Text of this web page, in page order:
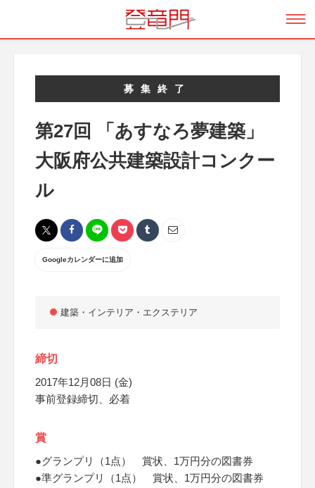
募集終了
第27回 「あすなろ夢建築」
大阪府公共建築設計コンクー
ル
Googleカレンダーに追加
建築・インテリア・エクステリア
締切
2017年12月08日 (金)
事前登録締切、必着
賞
●グランプリ（1点） 賞状、1万円分の図書券
●準グランプリ（1点） 賞状、1万円分の図書券